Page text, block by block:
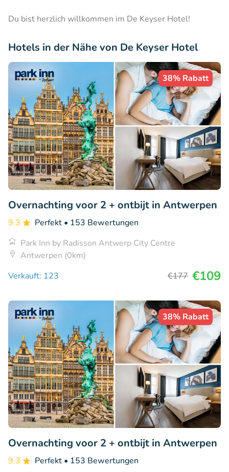
Du bist herzlich willkommen im De Keyser Hotel!
Hotels in der Nähe von De Keyser Hotel
38% Rabatt
Overnachting voor 2 + ontbijt in Antwerpen
9.3 Perfekt • 153 Bewertungen
Park Inn by Radisson Antwerp City Centre
Antwerpen (0km)
Verkauft: 123
€177 €109
38% Rabatt
Overnachting voor 2 + ontbijt in Antwerpen
9.3 Perfekt • 153 Bewertungen